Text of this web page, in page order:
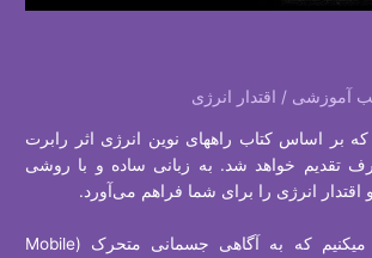
آموزشی / اقتدار انرژی
بر اساس کتاب راههای نوين انرژی اثر رابرت
تقديم خواهد شد. به زبانی ساده و با روشی
اقتدار انرژی را برای شما فراهم می‌آورد.
با موضوعی شروع ميکنيم که به آگاهی جسمانی متحرک (Mobile